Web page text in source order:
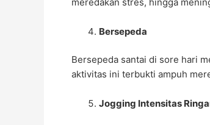
Bersepeda
Bersepeda santai di sore hari
aktivitas ini terbukti ampuh
Jogging Intensitas